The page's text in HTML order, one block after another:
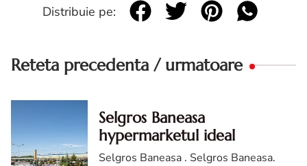
Distribuie pe:
Reteta precedenta / urmatoare
Selgros Baneasa
hypermarketul ideal
Selgros Baneasa . Selgros Baneasa.